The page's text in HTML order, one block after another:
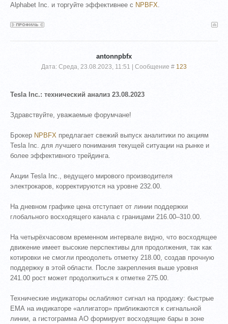
Alphabet Inc. и торгуйте эффективнее с NPBFX
antonnpbfx
Дата: Среда, 23.08.2023, 11:51 | Сообщение # 123
Tesla Inc.: технический анализ 23.08.2023
Здравствуйте, уважаемые форумчане!
Брокер NPBFX предлагает свежий выпуск аналитики по акциям
Tesla Inc. для лучшего понимания текущей ситуации на рынке и
более эффективного трейдинга.
Акции Tesla Inc., ведущего мирового производителя
электрокаров, корректируются на уровне 232.00.
На дневном графике цена отступает от линии поддержки
глобального восходящего канала с границами 216.00–310.00.
На четырёхчасовом временном интервале видно, что восходящее
движение имеет высокие перспективы для продолжения, так как
котировки не смогли преодолеть отметку 218.00, создав прочную
поддержку в этой области. После закрепления выше уровня
241.00 рост может продолжиться к отметке 275.00.
Технические индикаторы ослабляют сигнал на продажу: быстрые
ЕМА на индикаторе «аллигатор» приближаются к сигнальной
линии, а гистограмма АО формирует восходящие бары в зоне